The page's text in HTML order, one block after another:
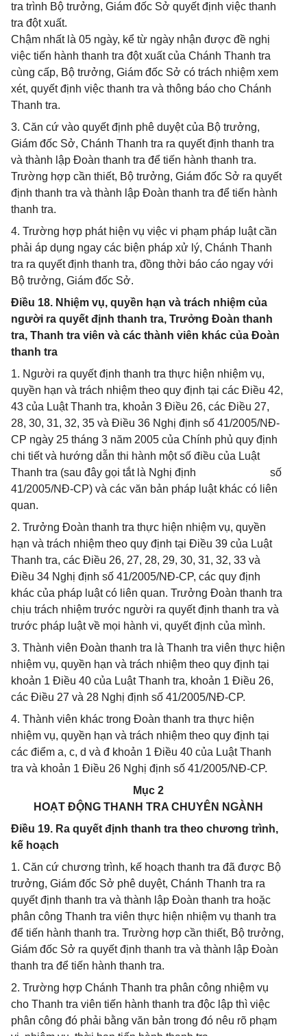
tra trình Bộ trưởng, Giám đốc Sở quyết định việc thanh
tra đột xuất.
Chậm nhất là 05 ngày, kể từ ngày nhận được đề nghị
việc tiến hành thanh tra đột xuất của Chánh Thanh tra
cùng cấp, Bộ trưởng, Giám đốc Sở có trách nhiệm xem
xét, quyết định việc thanh tra và thông báo cho Chánh
Thanh tra.
3. Căn cứ vào quyết định phê duyệt của Bộ trưởng,
Giám đốc Sở, Chánh Thanh tra ra quyết định thanh tra
và thành lập Đoàn thanh tra để tiến hành thanh tra.
Trường hợp cần thiết, Bộ trưởng, Giám đốc Sở ra quyết
định thanh tra và thành lập Đoàn thanh tra để tiến hành
thanh tra.
4. Trường hợp phát hiện vụ việc vi phạm pháp luật cần
phải áp dụng ngay các biện pháp xử lý, Chánh Thanh
tra ra quyết định thanh tra, đồng thời báo cáo ngay với
Bộ trưởng, Giám đốc Sở.
Điều 18. Nhiệm vụ, quyền hạn và trách nhiệm của
người ra quyết định thanh tra, Trưởng Đoàn thanh
tra, Thanh tra viên và các thành viên khác của Đoàn
thanh tra
1. Người ra quyết định thanh tra thực hiện nhiệm vụ,
quyền hạn và trách nhiệm theo quy định tại các Điều 42,
43 của Luật Thanh tra, khoản 3 Điều 26, các Điều 27,
28, 30, 31, 32, 35 và Điều 36 Nghị định số 41/2005/NĐ-
CP ngày 25 tháng 3 năm 2005 của Chính phủ quy định
chi tiết và hướng dẫn thi hành một số điều của Luật
Thanh tra (sau đây gọi tắt là Nghị định số
41/2005/NĐ-CP) và các văn bản pháp luật khác có liên
quan.
2. Trưởng Đoàn thanh tra thực hiện nhiệm vụ, quyền
hạn và trách nhiệm theo quy định tại Điều 39 của Luật
Thanh tra, các Điều 26, 27, 28, 29, 30, 31, 32, 33 và
Điều 34 Nghị định số 41/2005/NĐ-CP, các quy định
khác của pháp luật có liên quan. Trưởng Đoàn thanh tra
chịu trách nhiệm trước người ra quyết định thanh tra và
trước pháp luật về mọi hành vi, quyết định của mình.
3. Thành viên Đoàn thanh tra là Thanh tra viên thực hiện
nhiệm vụ, quyền hạn và trách nhiệm theo quy định tại
khoản 1 Điều 40 của Luật Thanh tra, khoản 1 Điều 26,
các Điều 27 và 28 Nghị định số 41/2005/NĐ-CP.
4. Thành viên khác trong Đoàn thanh tra thực hiện
nhiệm vụ, quyền hạn và trách nhiệm theo quy định tại
các điểm a, c, d và đ khoản 1 Điều 40 của Luật Thanh
tra và khoản 1 Điều 26 Nghị định số 41/2005/NĐ-CP.
Mục 2
HOẠT ĐỘNG THANH TRA CHUYÊN NGÀNH
Điều 19. Ra quyết định thanh tra theo chương trình,
kế hoạch
1. Căn cứ chương trình, kế hoạch thanh tra đã được Bộ
trưởng, Giám đốc Sở phê duyệt, Chánh Thanh tra ra
quyết định thanh tra và thành lập Đoàn thanh tra hoặc
phân công Thanh tra viên thực hiện nhiệm vụ thanh tra
để tiến hành thanh tra. Trường hợp cần thiết, Bộ trưởng,
Giám đốc Sở ra quyết định thanh tra và thành lập Đoàn
thanh tra để tiến hành thanh tra.
2. Trường hợp Chánh Thanh tra phân công nhiệm vụ
cho Thanh tra viên tiến hành thanh tra độc lập thì việc
phân công đó phải bằng văn bản trong đó nêu rõ phạm